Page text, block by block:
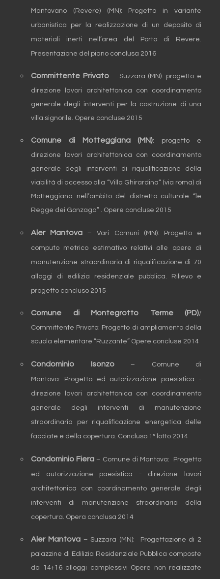
Mantovano (Revere) (MN): Progetto in variante
urbanistica per la realizzazione di un deposito di
materiali inerti nell’area del Porto di Revere.
Presentazione del piano conclusa 2016
Committente Privato– Suzzara (MN): progetto e
direzione lavori architettonica con coordinamento
generale degli interventi per la costruzione di una
villa signorile. Opere concluse 2015
Comune di Motteggiana (MN): progetto e
direzione lavori architettonica con coordinamento
generale degli interventi di riqualificazione della
viabilità di accesso alla “Villa Ghirardina” (via roma) di
Motteggiana nell’ambito del distretto culturale “le
Regge dei Gonzaga” . Opere concluse 2015
Aler Mantova – Vari Comuni (MN): Progetto e
computo metrico estimativo relativi alle opere di
manutenzione straordinaria di riqualificazione di 70
alloggi di edilizia residenziale pubblica. Rilievo e
progetto concluso 2015
Comune di Montegrotto Terme (PD)/
Committente Privato: Progetto di ampliamento della
scuola elementare ”Ruzzante” Opere concluse 2014
Condominio Isonzo– Comune di
Mantova: Progetto ed autorizzazione paesistica -
direzione lavori architettonica con coordinamento
generale degli interventi di manutenzione
straordinaria per riqualificazione energetica delle
facciate e della copertura. Concluso 1° lotto 2014
Condominio Fiera – Comune di Mantova: Progetto
ed autorizzazione paesistica - direzione lavori
architettonica con coordinamento generale degli
interventi di manutenzione straordinaria della
copertura. Opera conclusa 2014
Aler Mantova– Suzzara (MN): Progettazione di 2
palazzine di Edilizia Residenziale Pubblica composte
da 14+16 alloggi complessivi Opere non realizzate